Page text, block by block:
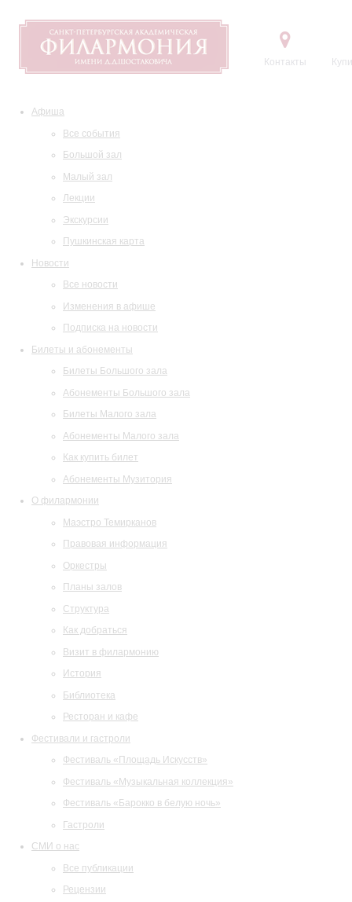
Контакты
Афиша
Все события
Большой зал
Малый зал
Лекции
Экскурсии
Пушкинская карта
Новости
Все новости
Изменения в афише
Подписка на новости
Билеты и абонементы
Билеты Большого зала
Абонементы Большого зала
Билеты Малого зала
Абонементы Малого зала
Как купить билет
Абонементы Музитория
О филармонии
Маэстро Темирканов
Правовая информация
Оркестры
Планы залов
Структура
Как добраться
Визит в филармонию
История
Библиотека
Ресторан и кафе
Фестивали и гастроли
Фестиваль «Площадь Искусств»
Фестиваль «Музыкальная коллекция»
Фестиваль «Барокко в белую ночь»
Гастроли
СМИ о нас
Все публикации
Рецензии